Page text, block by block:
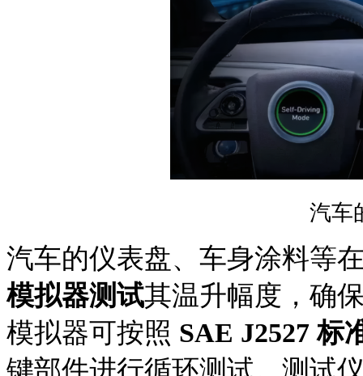
汽车
汽车的仪表盘、车身涂料等
模拟器测试其温升幅度，确
模拟器可按照 SAE J2527 标
键部件进行循环测试。测试